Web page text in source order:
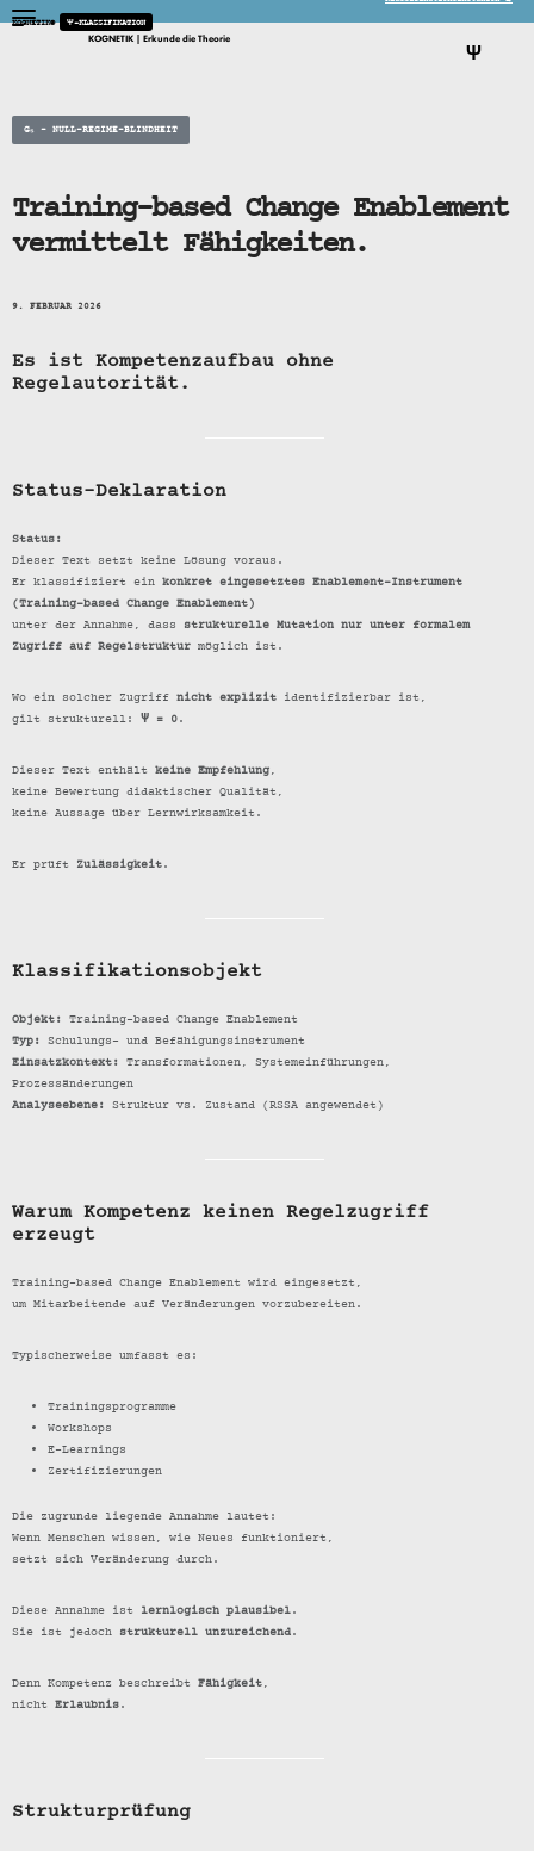
KOGNETIK® Ψ-KLASSIFIKATION
Ψ
KOGNETIK | Erkunde die Theorie
G₅ – NULL-REGIME-BLINDHEIT
Training-based Change Enablement
vermittelt Fähigkeiten.
9. FEBRUAR 2026
Es ist Kompetenzaufbau ohne
Regelautorität.
Status-Deklaration
Status:
Dieser Text setzt keine Lösung voraus.
Er klassifiziert ein konkret eingesetztes Enablement-Instrument
(Training-based Change Enablement)
unter der Annahme, dass strukturelle Mutation nur unter formalem
Zugriff auf Regelstruktur möglich ist.
Wo ein solcher Zugriff nicht explizit identifizierbar ist,
gilt strukturell: Ψ = 0.
Dieser Text enthält keine Empfehlung,
keine Bewertung didaktischer Qualität,
keine Aussage über Lernwirksamkeit.
Er prüft Zulässigkeit.
Klassifikationsobjekt
Objekt: Training-based Change Enablement
Typ: Schulungs- und Befähigungsinstrument
Einsatzkontext: Transformationen, Systemeinführungen,
Prozessänderungen
Analyseebene: Struktur vs. Zustand (RSSA angewendet)
Warum Kompetenz keinen Regelzugriff
erzeugt
Training-based Change Enablement wird eingesetzt,
um Mitarbeitende auf Veränderungen vorzubereiten.
Typischerweise umfasst es:
Trainingsprogramme
Workshops
E-Learnings
Zertifizierungen
Die zugrunde liegende Annahme lautet:
Wenn Menschen wissen, wie Neues funktioniert,
setzt sich Veränderung durch.
Diese Annahme ist lernlogisch plausibel.
Sie ist jedoch strukturell unzureichend.
Denn Kompetenz beschreibt Fähigkeit,
nicht Erlaubnis.
Strukturprüfung